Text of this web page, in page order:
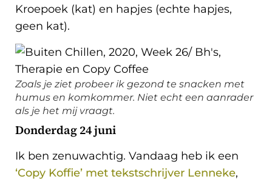
Kroepoek (kat) en hapjes (echte hapjes,
geen kat).
Zoals je ziet probeer ik gezond te snacken met
humus en komkommer. Niet echt een aanrader
als je het mij vraagt.
Donderdag 24 juni
Ik ben zenuwachtig. Vandaag heb ik een
‘Copy Koffie’ met tekstschrijver Lenneke,